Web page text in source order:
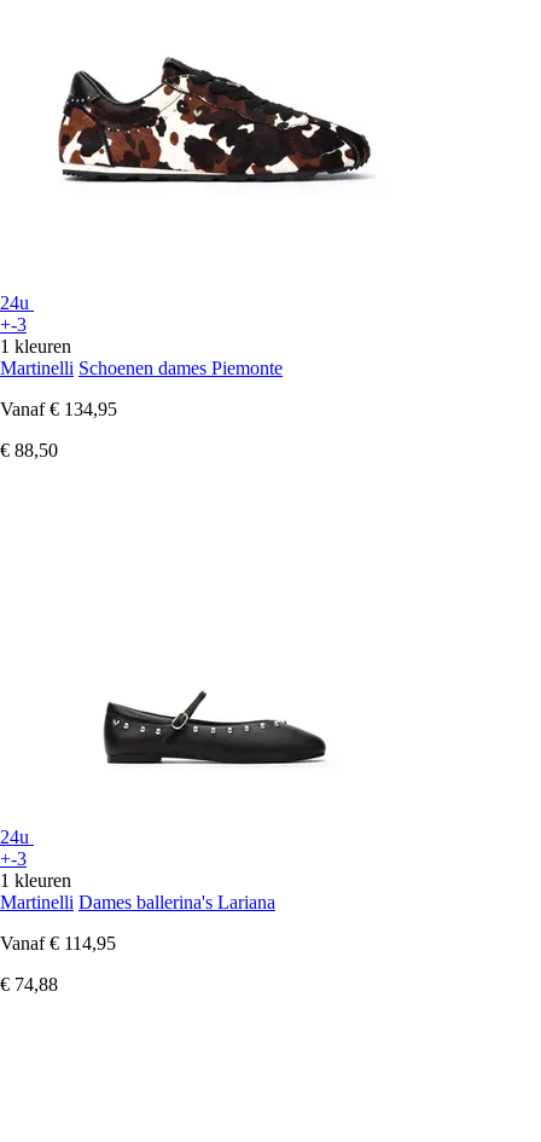
24u
+-3
1 kleuren
Martinelli Schoenen dames Piemonte
Vanaf € 134,95
€ 88,50
24u
+-3
1 kleuren
Martinelli Dames ballerina's Lariana
Vanaf € 114,95
€ 74,88